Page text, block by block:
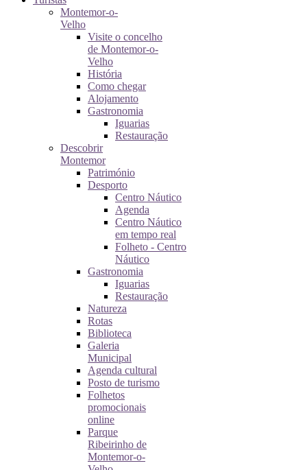
Montemor-o-
Velho
Visite o concelho
de Montemor-o-
Velho
História
Como chegar
Alojamento
Gastronomia
Iguarias
Restauração
Descobrir
Montemor
Património
Desporto
Centro Náutico
Agenda
Centro Náutico
em tempo real
Folheto - Centro
Náutico
Gastronomia
Iguarias
Restauração
Natureza
Rotas
Biblioteca
Galeria
Municipal
Agenda cultural
Posto de turismo
Folhetos
promocionais
online
Parque
Ribeirinho de
Montemor-o-